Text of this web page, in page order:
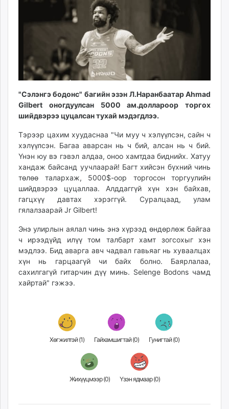
24tsag.mn
ergelt.mn
zarig.mn
today.mn
zuv.mn
mminfo.mn
urlag.mn
unen.mn
asu.mn
shudarga.mn
shuurhai.mn
unuudur.mn
mglradio.com
fact.mn
itoim.mn
tumen.mn
shuum.mn
"Сэлэнгэ бодонс" багийн эзэн Л.Наранбаатар Ahmad
Gilbert оногдуулсан 5000 ам.доллароор торгох
шийдвэрээ цуцалсан тухай мэдэгдлээ.
Тэрээр цахим хуудаснаа "Чи муу ч хэлүүлсэн, сайн ч
хэлүүлсэн. Багаа аварсан нь ч бий, алсан нь ч бий.
Үнэн юу вэ гэвэл алдаа, оноо хамтдаа биднийх. Хатуу
хандаж байсанд уучлаарай! Багт хийсэн бүхний чинь
төлөө талархаж, 5000$-оор торгосон торгуулийн
шийдвэрээ цуцаллаа. Алддаггүй хүн хэн байхав,
гагцхүү давтах хэрэггүй. Суралцаад, улам
гялалзаарай Jr Gilbert!
Энэ улирлын аялал чинь энэ хүрээд өндөрлөж байгаа
ч ирээдүйд илүү том талбарт хамт зогсохыг хэн
мэдлээ. Бид аварга авч чадвал гавьяаг нь хуваалцах
хүн нь гарцаагүй чи байх болно. Баярлалаа,
сахилгагүй гитарчин дүү минь. Selenge Bodons чамд
хайртай" гэжээ.
Хөгжилтэй (1) Гайхамшигтай (0) Гунигтай (0)
Жихүүцмээр (0) Үзэн ядмаар (0)